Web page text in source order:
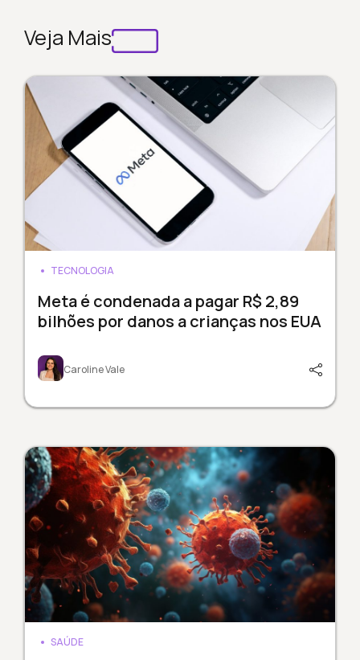
Veja Mais
TECNOLOGIA
Meta é condenada a pagar R$ 2,89
bilhões por danos a crianças nos EUA
Caroline Vale
SAÚDE